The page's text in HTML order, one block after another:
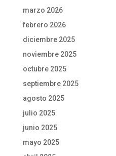
marzo 2026
febrero 2026
diciembre 2025
noviembre 2025
octubre 2025
septiembre 2025
agosto 2025
julio 2025
junio 2025
mayo 2025